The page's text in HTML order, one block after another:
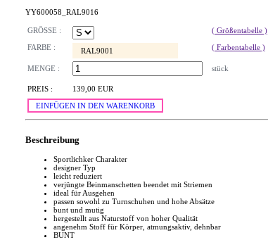
YY600058_RAL9016
GRÖSSE :
( Größentabelle )
FARBE :
RAL9001 ( Farbentabelle )
MENGE : stück
PREIS :
139,00 EUR
EINFÜGEN IN DEN WARENKORB
Beschreibung
Sportlichker Charakter
designer Typ
leicht reduziert
verjüngte Beinmanschetten beendet mit Striemen
ideal für Ausgehen
passen sowohl zu Turnschuhen und hohe Absätze
bunt und mutig
hergestellt aus Naturstoff von hoher Qualität
angenehm Stoff für Körper, atmungsaktiv, dehnbar
BUNT